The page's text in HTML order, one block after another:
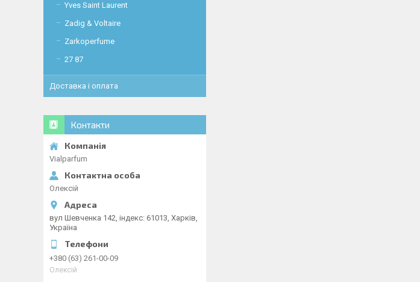
Yves Saint Laurent
Zadig & Voltaire
Zarkoperfume
27 87
Доставка і оплата
Контакти
Vialparfum
Олексій
вул Шевченка 142, iндекс: 61013, Харків,
Україна
+380 (63) 261-00-09
Олексій